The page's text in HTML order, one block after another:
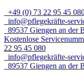
+49 (0) 73 22 95 45
info@pflegekräfte-
89537 Giengen an der
Kostenlose
22 95 45 080
info@pflegekräfte-
89537 Giengen an der